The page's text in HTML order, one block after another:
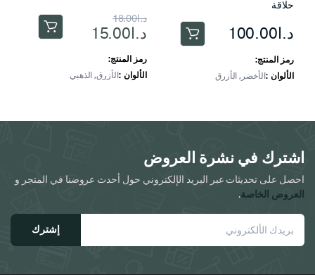
حلاقة
د.ا100.00هناك
العديد
من
يمكن
اختيار
الخيارات
صفحة
المنتج
رمز المنتج:
الألوان الأخضر, الأزرق
د.ا18.00
السعر
الأصلي
هو:
د.ا15.00
السعر
الحالي
هو:
هناك
من
لهذا
اختيار
الخيارات
رمز المنتج:
الألوان الأزرق, الذهبي
اشترك في نشرة العروض
احصل على تحديثات عبر البريد الإلكتروني حول أحدث عروضنا في المتجر و
العروض الخاصة.
إشترك